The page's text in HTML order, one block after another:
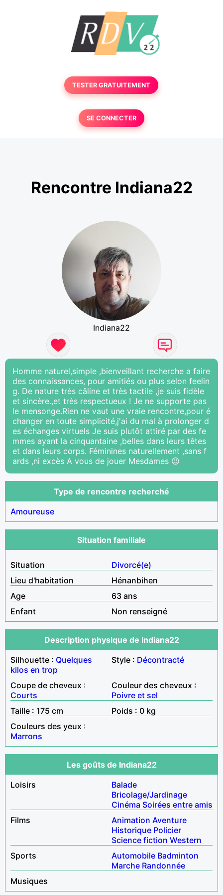
TESTER GRATUITEMENT
SE CONNECTER
Rencontre Indiana22
Indiana22
Homme naturel,simple ,bienveillant recherche a faire
des connaissances, pour amitiés ou plus selon feelin
g. De nature très câline et très tactile ,je suis fidèle
et sincère.,et très respectueux ! Je ne supporte pas
le mensonge.Rien ne vaut une vraie rencontre,pour é
changer en toute simplicité,j'ai du mal à prolonger d
es échanges virtuels Je suis plutôt attiré par des fe
mmes ayant la cinquantaine ,belles dans leurs têtes
et dans leurs corps. Féminines naturellement ,sans f
ards ,ni excès A vous de jouer Mesdames 😉
Type de rencontre recherché
Amoureuse
Situation familiale
Situation
Divorcé(e)
Lieu d'habitation
Hénanbihen
Age
63 ans
Enfant
Non renseigné
Description physique de Indiana22
Silhouette : Quelques
kilos en trop
Style : Décontracté
Coupe de cheveux :
Courts
Couleur des cheveux :
Poivre et sel
Taille : 175 cm
Poids : 0 kg
Couleurs des yeux :
Marrons
Les goûts de Indiana22
Loisirs
Balade
Bricolage/Jardinage
Cinéma Soirées entre amis
Films
Animation Aventure
Historique Policier
Science fiction Western
Sports
Automobile Badminton
Marche Randonnée
Musiques